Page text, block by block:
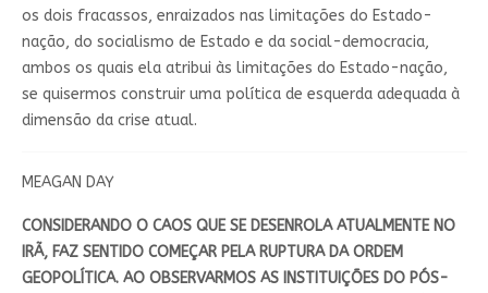
os dois fracassos, enraizados nas limitações do Estado-
nação, do socialismo de Estado e da social-democracia,
ambos os quais ela atribui às limitações do Estado-nação,
se quisermos construir uma política de esquerda adequada à
dimensão da crise atual.
MEAGAN DAY
CONSIDERANDO O CAOS QUE SE DESENROLA ATUALMENTE NO
IRÃ, FAZ SENTIDO COMEÇAR PELA RUPTURA DA ORDEM
GEOPOLÍTICA. AO OBSERVARMOS AS INSTITUIÇÕES DO PÓS-